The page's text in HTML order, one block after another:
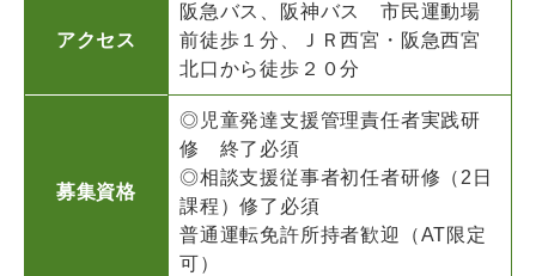
アクセス
阪急バス、阪神バス 市民運動場
前徒歩１分、ＪＲ西宮・阪急西宮
北口から徒歩２０分
募集資格
◎児童発達支援管理責任者実践研
修 終了必須
◎相談支援従事者初任者研修（2日
課程）修了必須
普通運転免許所持者歓迎（AT限定
可）